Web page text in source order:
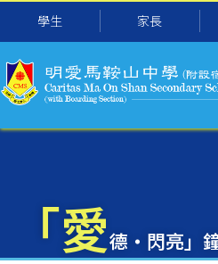
移至主內容
學生 家長
导
航
「愛德‧閃亮」